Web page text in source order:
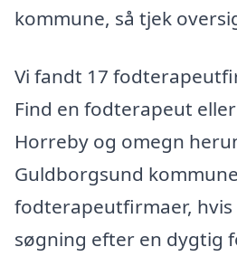
kommune, så tjek
Vi fandt 17
Find en fodterapeut
Horreby og omegn
Guldborgsund
fodterapeutfirmaer, hvis
søgning efter en dygtig